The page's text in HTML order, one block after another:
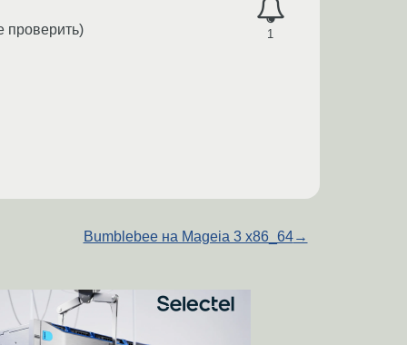
1
проверить)
Bumblebee на Mageia 3 x86_64→